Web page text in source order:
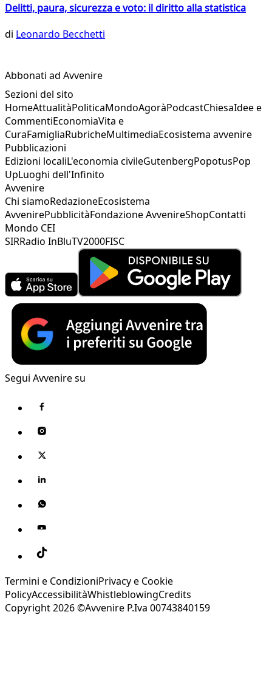
Delitti, paura, sicurezza e voto: il diritto alla statistica
di Leonardo Becchetti
Abbonati ad Avvenire
Sezioni del sito
HomeAttualitàPoliticaMondoAgoràPodcastChiesaIdee e
CommentiEconomiaVita e
CuraFamigliaRubricheMultimediaEcosistema avvenire
Pubblicazioni
Edizioni localiL'economia civileGutenbergPopotusPop
UpLuoghi dell'Infinito
Avvenire
Chi siamoRedazioneEcosistema
AvvenirePubblicitàFondazione AvvenireShopContatti
Mondo CEI
SIRRadio InBluTV2000FISC
Segui Avvenire su
Termini e CondizioniPrivacy e Cookie
PolicyAccessibilitàWhistleblowingCredits
Copyright 2026 ©Avvenire P.Iva 00743840159